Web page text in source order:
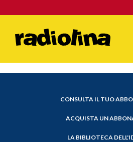
CONSULTA IL TUO
ACQUISTA UN
LA BIBLIOTECA